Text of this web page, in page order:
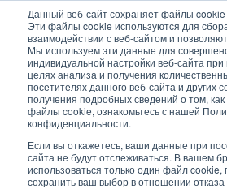
Данный веб-сайт сохраняет файлы
Эти файлы cookie используются для
взаимодействии с веб-сайтом и
Мы используем эти данные для
индивидуальной настройки веб-сайта
целях анализа и получения
посетителях данного веб-сайта и других
получения подробных сведений о том,
файлы cookie, ознакомьтесь с нашей
конфиденциальности.
Если вы откажетесь, ваши данные при
сайта не будут отслеживаться. В вашем
использоваться только один файл
сохранить ваш выбор в отношении
основному
содержанию
Header
Проверка